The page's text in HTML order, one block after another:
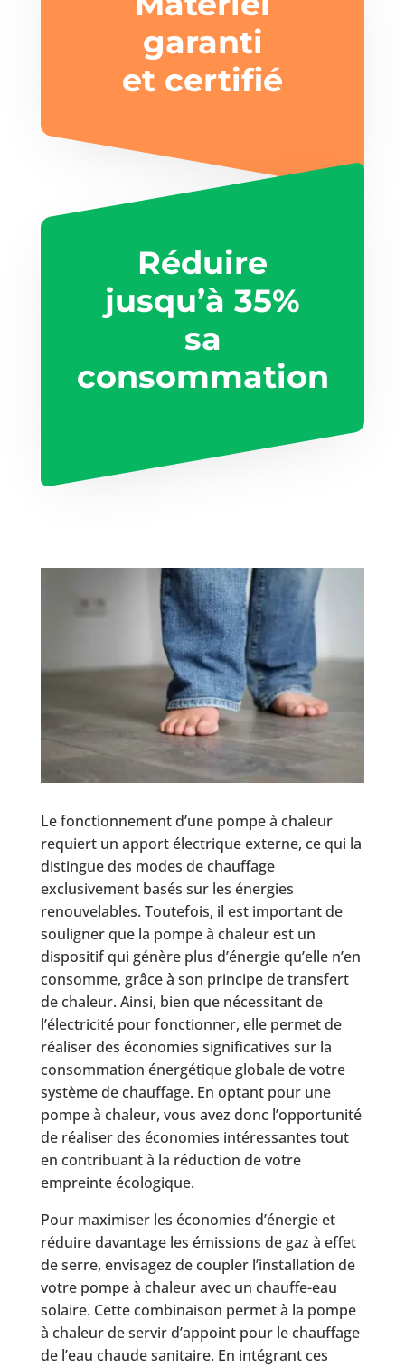
garanti
et certifié
Réduire
jusqu’à 35%
sa
consommation
Le fonctionnement d’une pompe à chaleur
requiert un apport électrique externe, ce qui la
distingue des modes de chauffage
exclusivement basés sur les énergies
renouvelables. Toutefois, il est important de
souligner que la pompe à chaleur est un
dispositif qui génère plus d’énergie qu’elle n’en
consomme, grâce à son principe de transfert
de chaleur. Ainsi, bien que nécessitant de
l’électricité pour fonctionner, elle permet de
réaliser des économies significatives sur la
consommation énergétique globale de votre
système de chauffage. En optant pour une
pompe à chaleur, vous avez donc l’opportunité
de réaliser des économies intéressantes tout
en contribuant à la réduction de votre
empreinte écologique.
Pour maximiser les économies d’énergie et
réduire davantage les émissions de gaz à effet
de serre, envisagez de coupler l’installation de
votre pompe à chaleur avec un chauffe-eau
solaire. Cette combinaison permet à la pompe
à chaleur de servir d’appoint pour le chauffage
de l’eau chaude sanitaire. En intégrant ces